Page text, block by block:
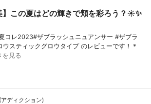
】この夏はどの輝きで頬を彩ろう？☀️✨
コレ2023#ザブラッシュニュアンサー #ザブラ
ウスティックグロウタイプ のレビューです！＊
を見る
ディクション)